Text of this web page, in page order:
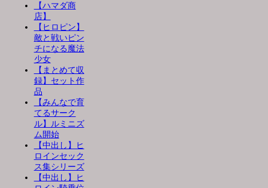
【ハマダ商
店】
【ヒロピン】
敵と戦いピン
チになる魔法
少女
【まとめて収
録】セット作
品
【みんなで育
てるサーク
ル】ルミニズ
ム開始
【中出し】ヒ
ロインセック
ス集シリーズ
【中出し】ヒ